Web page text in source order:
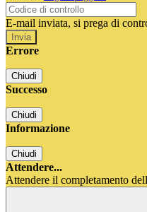
E-mail inviata, si prega di
Errore
Chiudi
Successo
Chiudi
Informazione
Chiudi
Attendere...
Attendere il completamento